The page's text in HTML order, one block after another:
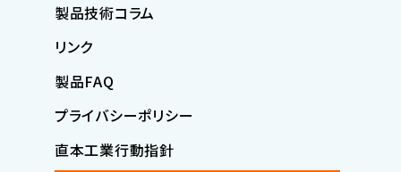
製品技術コラム
リンク
製品FAQ
プライバシーポリシー
直本工業行動指針